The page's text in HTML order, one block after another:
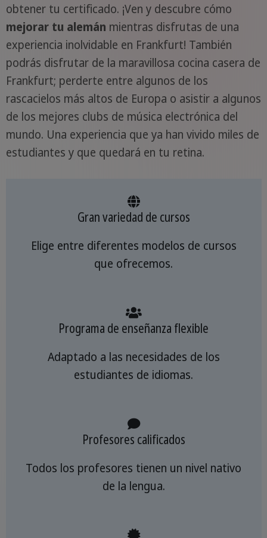
obtener tu certificado. ¡Ven y descubre cómo
mejorar tu alemán mientras disfrutas de una
experiencia inolvidable en Frankfurt! También
podrás disfrutar de la maravillosa cocina casera de
Frankfurt; perderte entre algunos de los
rascacielos más altos de Europa o asistir a algunos
de los mejores clubs de música electrónica del
mundo. Una experiencia que ya han vivido miles de
estudiantes y que quedará en tu retina.
Gran variedad de cursos
Elige entre diferentes modelos de cursos
que ofrecemos.
Programa de enseñanza flexible
Adaptado a las necesidades de los
estudiantes de idiomas.
Profesores calificados
Todos los profesores tienen un nivel nativo
de la lengua.